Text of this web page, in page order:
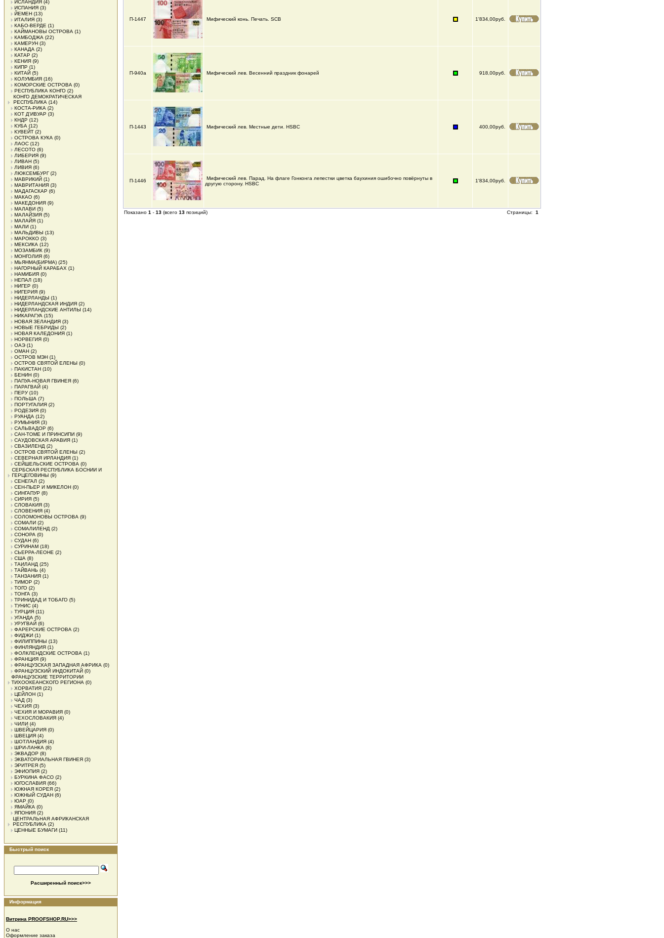
ИСЛАНДИЯ (4)
ИСПАНИЯ (3)
ЙЕМЕН (13)
ИТАЛИЯ (3)
КАБО-ВЕРДЕ (1)
КАЙМАНОВЫ ОСТРОВА (1)
КАМБОДЖА (22)
КАМЕРУН (3)
КАНАДА (2)
КАТАР (2)
КЕНИЯ (9)
КИПР (1)
КИТАЙ (5)
КОЛУМБИЯ (16)
КОМОРСКИЕ ОСТРОВА (0)
РЕСПУБЛИКА КОНГО (2)
КОНГО ДЕМОКРАТИЧЕСКАЯ
РЕСПУБЛИКА (14)
КОСТА-РИКА (2)
КОТ Д'ИВУАР (3)
КНДР (12)
КУБА (12)
КУВЕЙТ (2)
ОСТРОВА КУКА (0)
ЛАОС (12)
ЛЕСОТО (6)
ЛИБЕРИЯ (9)
ЛИВАН (5)
ЛИВИЯ (6)
ЛЮКСЕМБУРГ(2)
МАВРИКИЙ (1)
МАВРИТАНИЯ (3)
МАДАГАСКАР (6)
МАКАО (6)
МАКЕДОНИЯ (9)
МАЛАВИ (5)
МАЛАЙЗИЯ (5)
МАЛАЙЯ (1)
МАЛИ (1)
МАЛЬДИВЫ (13)
МАРОККО (3)
МЕКСИКА (12)
МОЗАМБИК (9)
МОНГОЛИЯ (6)
МЬЯНМА(БИРМА) (25)
НАГОРНЫЙ КАРАБАХ (1)
НАМИБИЯ (0)
НЕПАЛ (18)
НИГЕР (0)
НИГЕРИЯ (9)
НИДЕРЛАНДЫ (1)
НИДЕРЛАНДСКАЯ ИНДИЯ (2)
НИДЕРЛАНДСКИЕ АНТИЛЫ (14)
НИКАРАГУА (15)
НОВАЯ ЗЕЛАНДИЯ (3)
НОВЫЕ ГЕБРИДЫ (2)
НОВАЯ КАЛЕДОНИЯ (1)
НОРВЕГИЯ (0)
ОАЭ (1)
ОМАН (2)
ОСТРОВ МЭН (1)
ОСТРОВ СВЯТОЙ ЕЛЕНЫ (0)
ПАКИСТАН (10)
БЕНИН (0)
ПАПУА-НОВАЯ ГВИНЕЯ (6)
ПАРАГВАЙ (4)
ПЕРУ(10)
ПОЛЬША (7)
ПОРТУГАЛИЯ (2)
РОДЕЗИЯ (0)
РУАНДА (12)
РУМЫНИЯ (3)
САЛЬВАДОР (6)
САН-ТОМЕ И ПРИНСИПИ (9)
САУДОВСКАЯ АРАВИЯ (1)
СВАЗИЛЕНД (2)
ОСТРОВ СВЯТОЙ ЕЛЕНЫ (2)
СЕВЕРНАЯ ИРЛАНДИЯ (1)
СЕЙШЕЛЬСКИЕ ОСТРОВА (0)
СЕРБСКАЯ РЕСПУБЛИКА БОСНИИ И
ГЕРЦЕГОВИНЫ (9)
СЕНЕГАЛ (2)
СЕН-ПЬЕР И МИКЕЛОН (0)
СИНГАПУР (8)
СИРИЯ (5)
СЛОВАКИЯ (3)
СЛОВЕНИЯ (4)
СОЛОМОНОВЫ ОСТРОВА (9)
СОМАЛИ (2)
СОМАЛИЛЕНД (2)
СОНОРА (0)
СУДАН (6)
СУРИНАМ (18)
СЬЕРРА-ЛЕОНЕ (2)
США (8)
ТАИЛАНД (25)
ТАЙВАНЬ (4)
ТАНЗАНИЯ (1)
ТИМОР (2)
ТОГО (2)
ТОНГА (3)
ТРИНИДАД И ТОБАГО (5)
ТУНИС (4)
ТУРЦИЯ (11)
УГАНДА (5)
УРУГВАЙ (6)
ФАРЕРСКИЕ ОСТРОВА (2)
ФИДЖИ (1)
ФИЛИППИНЫ (13)
ФИНЛЯНДИЯ (1)
ФОЛКЛЕНДСКИЕ ОСТРОВА (1)
ФРАНЦИЯ (9)
ФРАНЦУЗСКАЯ ЗАПАДНАЯ АФРИКА (0)
ФРАНЦУЗСКИЙ ИНДОКИТАЙ (0)
ФРАНЦУЗСКИЕ ТЕРРИТОРИИ
ТИХООКЕАНСКОГО РЕГИОНА (0)
ХОРВАТИЯ (22)
ЦЕЙЛОН (1)
ЧАД (3)
ЧЕХИЯ (3)
ЧЕХИЯ И МОРАВИЯ (0)
ЧЕХОСЛОВАКИЯ (4)
ЧИЛИ (4)
ШВЕЙЦАРИЯ (0)
ШВЕЦИЯ (4)
ШОТЛАНДИЯ (4)
ШРИ-ЛАНКА (8)
ЭКВАДОР (8)
ЭКВАТОРИАЛЬНАЯ ГВИНЕЯ (3)
ЭРИТРЕЯ (5)
ЭФИОПИЯ (2)
БУРКИНА ФАСО (2)
ЮГОСЛАВИЯ (66)
ЮЖНАЯ КОРЕЯ (2)
ЮЖНЫЙ СУДАН (6)
ЮАР (0)
ЯМАЙКА (0)
ЯПОНИЯ (2)
ЦЕНТРАЛЬНАЯ АФРИКАНСКАЯ
РЕСПУБЛИКА (2)
ЦЕННЫЕ БУМАГИ (11)
Быстрый поиск
Расширенный поиск>>>
Информация
Витрина PROOFSHOP.RU>>>
О нас
Оформление заказа
П-1447 Мифический конь. Печать. SCB 1'834,00руб.
П-940а Мифический лев. Весенний праздник фонарей 918,00руб.
П-1443 Мифический лев. Местные дети. HSBC 400,00руб.
П-1446
Мифический лев. Парад. На флаге Гонконга лепестки цветка баухиния ошибочно повёрнуты в
другую сторону. HSBC
1'834,00руб.
Показано 1 - 13 (всего 13 позиций) Страницы: 1